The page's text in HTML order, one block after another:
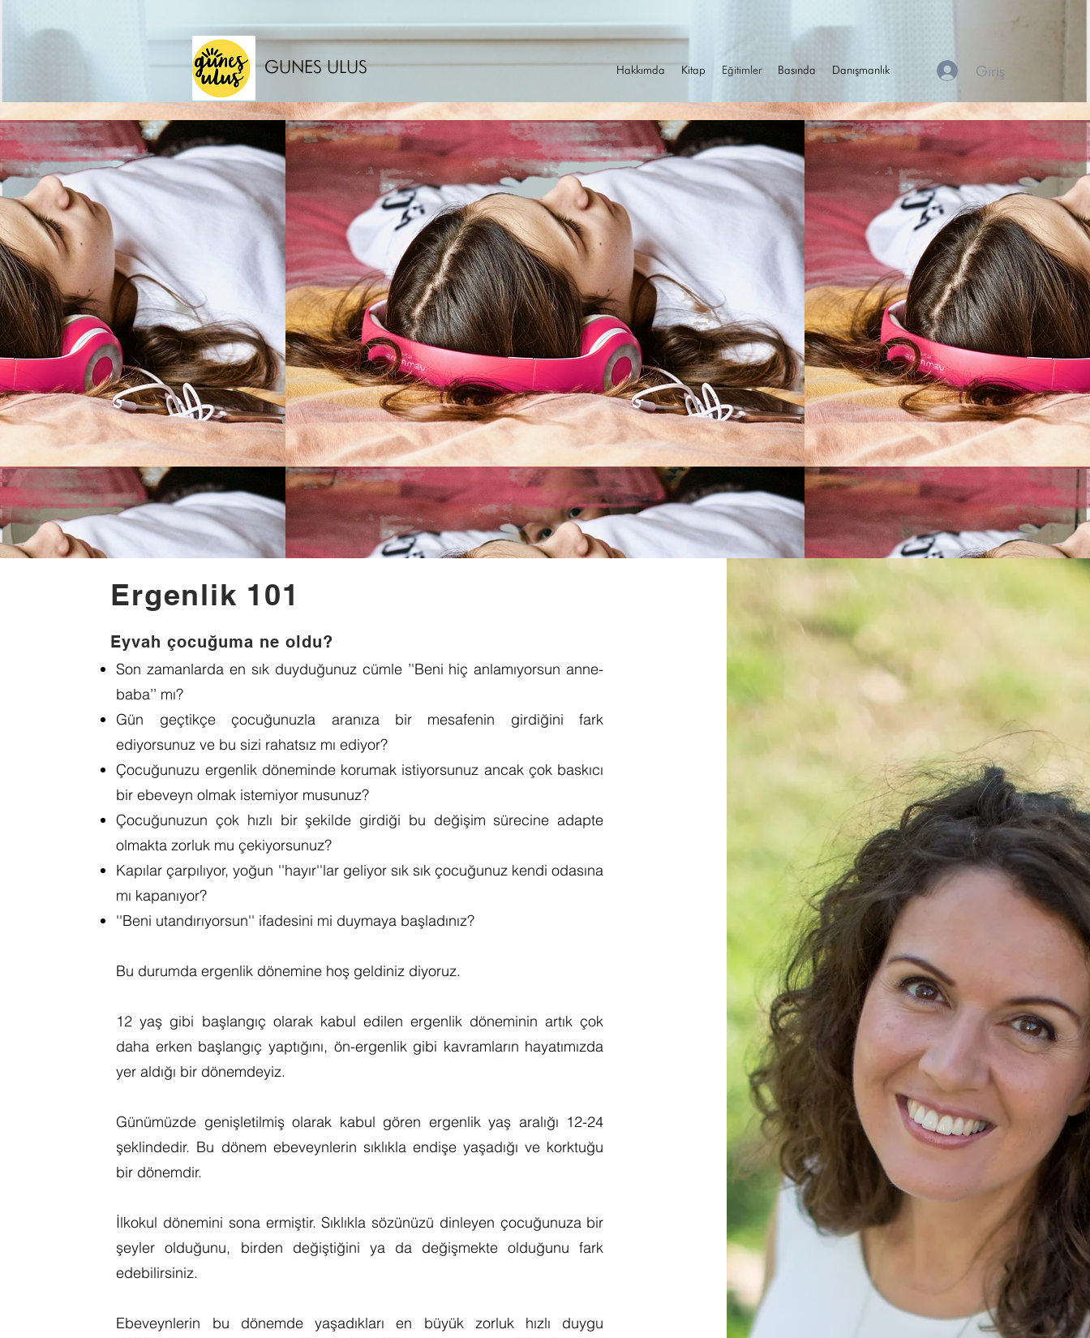
GUNES ULUS Hakkımda Kitap Eğitimler Basında Danışmanlık Giriş
Ergenlik 101
Eyvah çocuğuma ne oldu?
Son zamanlarda en sık duyduğunuz cümle ’'Beni hiç anlamıyorsun anne-
baba’’ mı?
Gün geçtikçe çocuğunuzla aranıza bir mesafenin girdiğini fark
ediyorsunuz ve bu sizi rahatsız mı ediyor?
Çocuğunuzu ergenlik döneminde korumak istiyorsunuz ancak çok baskıcı
bir ebeveyn olmak istemiyor musunuz?
Çocuğunuzun çok hızlı bir şekilde girdiği bu değişim sürecine adapte
olmakta zorluk mu çekiyorsunuz?
Kapılar çarpılıyor, yoğun ''hayır''lar geliyor sık sık çocuğunuz kendi odasına
mı kapanıyor?
''Beni utandırıyorsun'' ifadesini mi duymaya başladınız?
Bu durumda ergenlik dönemine hoş geldiniz diyoruz.
12 yaş gibi başlangıç olarak kabul edilen ergenlik döneminin artık çok
daha erken başlangıç yaptığını, ön-ergenlik gibi kavramların hayatımızda
yer aldığı bir dönemdeyiz.
Günümüzde genişletilmiş olarak kabul gören ergenlik yaş aralığı 12-24
şeklindedir. Bu dönem ebeveynlerin sıklıkla endişe yaşadığı ve korktuğu
bir dönemdir.
İlkokul dönemini sona ermiştir. Sıklıkla sözünüzü dinleyen çocuğunuza bir
şeyler olduğunu, birden değiştiğini ya da değişmekte olduğunu fark
edebilirsiniz.
Ebeveynlerin bu dönemde yaşadıkları en büyük zorluk hızlı duygu